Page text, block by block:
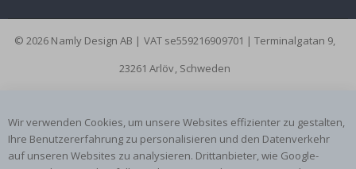
© 2026 Namly Design AB | VAT se559216909701 | Terminalgatan 9,
23261 Arlöv, Schweden
Wir verwenden Cookies, um unsere Websites effizienter zu gestalten,
Ihre Benutzererfahrung zu personalisieren und den Datenverkehr
auf unseren Websites zu analysieren. Drittanbieter, wie Google-